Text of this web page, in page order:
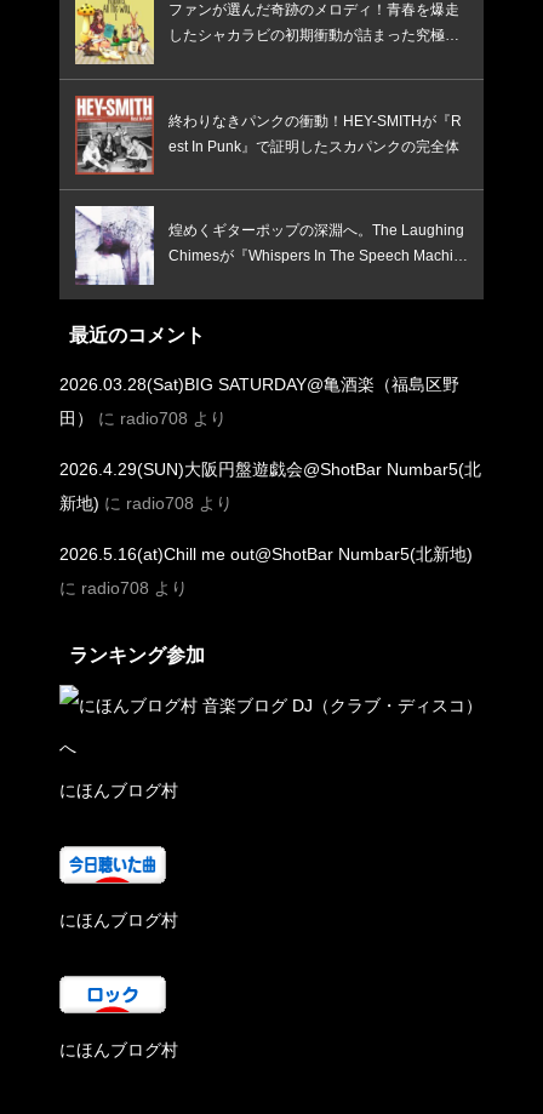
ファンが選んだ奇跡のメロディ！青春を爆走
したシャカラビの初期衝動が詰まった究極の
終わりなきパンクの衝動！HEY-SMITHが『R
est In Punk』で証明したスカパンクの完全体
煌めくギターポップの深淵へ。The Laughing
Chimesが『Whispers In The Speech Machin
最近のコメント
2026.03.28(Sat)BIG SATURDAY@亀酒楽（福島区野
田）
に radio708 より
2026.4.29(SUN)大阪円盤遊戯会@ShotBar Numbar5(北
新地) に radio708 より
2026.5.16(at)Chill me out@ShotBar Numbar5(北新地)
に radio708 より
ランキング参加
にほんブログ村
にほんブログ村
にほんブログ村